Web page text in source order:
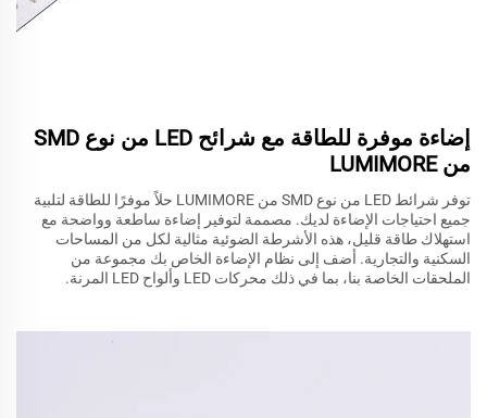
إضاءة موفرة للطاقة مع شرائح LED من نوع SMD
من LUMIMORE
توفر شرائط LED من نوع SMD من LUMIMORE حلاً موفرًا للطاقة لتلبية
جميع احتياجات الإضاءة لديك. مصممة لتوفير إضاءة ساطعة وواضحة مع
استهلاك طاقة قليل، هذه الأشرطة الضوئية مثالية لكل من المساحات
السكنية والتجارية. أضف إلى نظام الإضاءة الخاص بك مجموعة من
الملحقات الخاصة بنا، بما في ذلك محركات LED وألواح LED المرنة.